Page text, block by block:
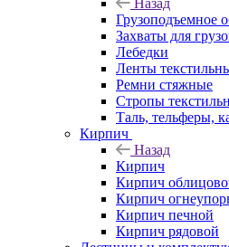
Назад
Грузоподъемное
Захваты для
Лебедки
Ленты
Ремни стяжные
Стропы
Таль, тельферы,
Кирпич
Назад
Кирпич
Кирпич
Кирпич
Кирпич печной
Кирпич рядовой